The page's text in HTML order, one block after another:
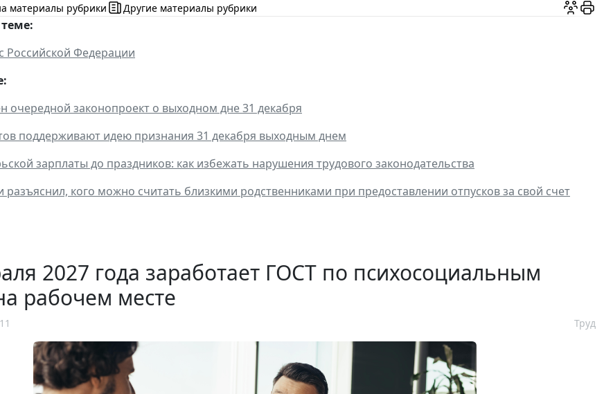
материалы рубрики
Другие материалы рубрики
Российской Федерации
очередной законопроект о выходном дне 31 декабря
поддерживают идею признания 31 декабря выходным днем
зарплаты до праздников: как избежать нарушения трудового законодательства
разъяснил, кого можно считать близкими родственниками при предоставлении отпусков за свой счет
2027 года заработает ГОСТ по психосоциальным
рабочем месте
Труд